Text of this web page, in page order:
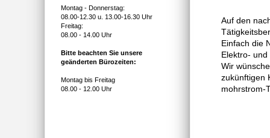
Auf den
Einfach die
Elektro-
Wir
zukünftigen
mohrstrom-
Montag - Donnerstag:
08.00-12.30 u. 13.00-16.30 Uhr
Freitag:
08.00 - 14.00 Uhr
Bitte beachten Sie unsere
geänderten Bürozeiten:
Montag bis Freitag
08.00 - 12.00 Uhr